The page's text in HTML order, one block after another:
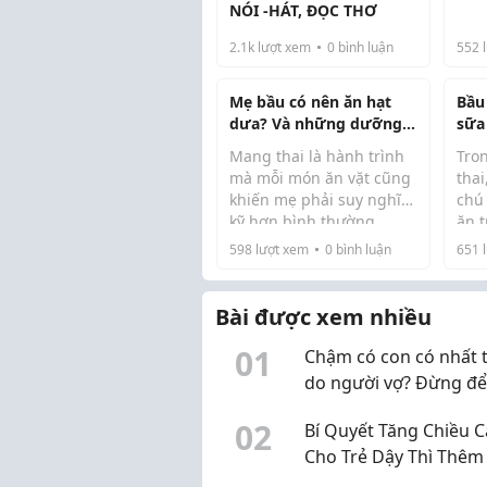
NÓI -HÁT, ĐỌC THƠ
2.1k lượt xem 0 bình luận
d...
552
Mẹ bầu có nên ăn hạt
dưa? Và những dưỡng
chất không thể thiếu
trong thai kỳ
Mang thai là hành trình
mà mỗi món ăn vặt cũng
khiến mẹ phải suy nghĩ
kỹ hơn bình thường.
Ngồi bóc hạt dưa xem
lại bật lên câu hỏi: MẸ
BẦU ĂN HẠT DƯA ĐƯỢC
KHÔNG?
598 lượt xem 0 bình luận
ăn
651
Bài được xem nhiều
01
Chậm có con có nhất
do người vợ? Đừng
nguyên nhân
02
Bí Quyết Tăng Chiều
Cho Trẻ Dậy Thì